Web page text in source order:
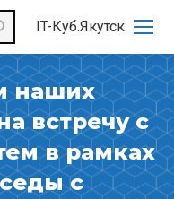
IT-Куб.Якутск
наших
встречу с
в рамках
с